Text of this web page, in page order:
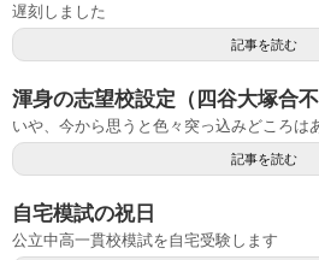
遅刻しました
記事を読む
渾身の志望校設定（四谷大塚合不
いや、今から思うと色々突っ込みどころは
記事を読む
自宅模試の祝日
公立中高一貫校模試を自宅受験します